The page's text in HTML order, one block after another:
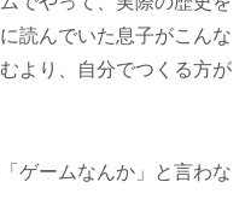
読んでいた息子がこんな
より、自分でつくる方が
ゲームなんか」と言わな